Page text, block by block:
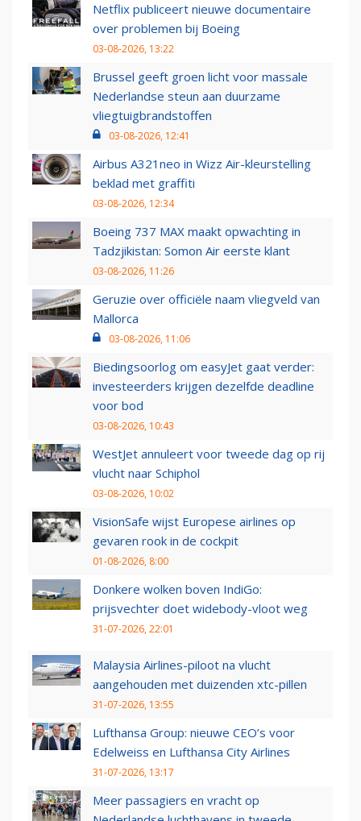
Netflix publiceert nieuwe documentaire
over problemen bij Boeing
03-08-2026, 13:22
Brussel geeft groen licht voor massale
Nederlandse steun aan duurzame
vliegtuigbrandstoffen
03-08-2026, 12:41
Airbus A321neo in Wizz Air-kleurstelling
beklad met graffiti
03-08-2026, 12:34
Boeing 737 MAX maakt opwachting in
Tadzjikistan: Somon Air eerste klant
03-08-2026, 11:26
Geruzie over officiële naam vliegveld van
Mallorca
03-08-2026, 11:06
Biedingsoorlog om easyJet gaat verder:
investeerders krijgen dezelfde deadline
voor bod
03-08-2026, 10:43
WestJet annuleert voor tweede dag op rij
vlucht naar Schiphol
03-08-2026, 10:02
VisionSafe wijst Europese airlines op
gevaren rook in de cockpit
01-08-2026, 8:00
Donkere wolken boven IndiGo:
prijsvechter doet widebody-vloot weg
31-07-2026, 22:01
Malaysia Airlines-piloot na vlucht
aangehouden met duizenden xtc-pillen
31-07-2026, 13:55
Lufthansa Group: nieuwe CEO’s voor
Edelweiss en Lufthansa City Airlines
31-07-2026, 13:17
Meer passagiers en vracht op